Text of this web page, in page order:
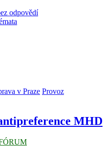
odpovědí
v Praze Provoz
MHD